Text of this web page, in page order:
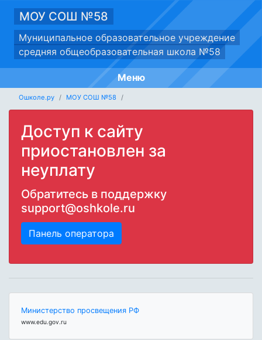
МОУ СОШ №58
Муниципальное образовательное учреждение
средняя общеобразовательная школа №58
Меню
Ошколе.ру МОУ СОШ №58
Доступ к сайту
приостановлен за
неуплату
Обратитесь в поддержку
support@oshkole.ru
Панель оператора
Министерство просвещения РФ
www.edu.gov.ru